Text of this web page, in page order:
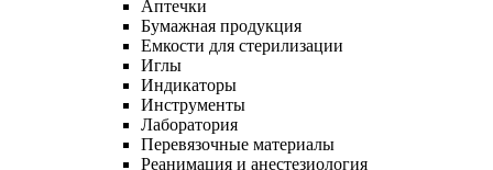
Аптечки
Бумажная продукция
Емкости для стерилизации
Иглы
Индикаторы
Инструменты
Лаборатория
Перевязочные материалы
Реанимация и анестезиология